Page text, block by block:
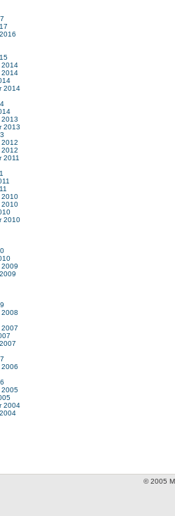
2014
2014
2014
2013
2013
2012
2012
2011
2010
2010
2010
2009
2008
2007
2006
2005
2004
© 2005